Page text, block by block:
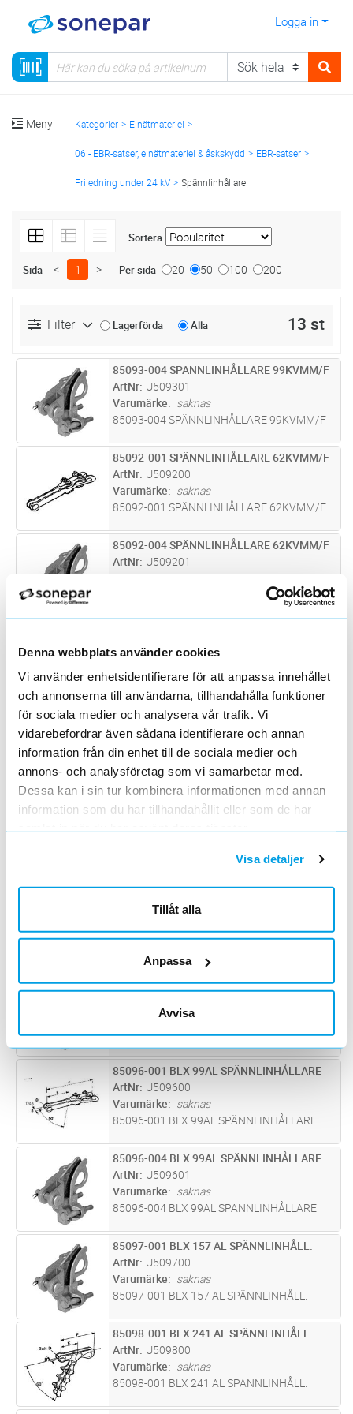
Denna webbplats använder cookies
Vi använder enhetsidentifierare för att anpassa innehållet
och annonserna till användarna, tillhandahålla funktioner
för sociala medier och analysera vår trafik. Vi
vidarebefordrar även sådana identifierare och annan
information från din enhet till de sociala medier och
annons- och analysföretag som vi samarbetar med.
Dessa kan i sin tur kombinera informationen med annan
information som du har tillhandahållit eller som de har
samlat in när du har använt deras tjänster.
Visa detaljer
Tillåt alla
Anpassa
Avvisa
Logga in
Meny Kategorier Elnätmateriel
06 - EBR-satser, elnätmateriel & åskskydd EBR-satser
Friledning under 24 kV Spännlinhållare
Sortera
Sida < 1 > Per sida 20 50 100 200
Filter Lagerförda Alla 13 st
ST Lägg i kundvagn
85093-004 SPÄNNLINHÅLLARE 99KVMM/F
ArtNr U509301
Varumärke
saknas
85093-004 SPÄNNLINHÅLLARE 99KVMM/F
ST Lägg i kundvagn
85092-001 SPÄNNLINHÅLLARE 62KVMM/F
ArtNr U509200
Varumärke
saknas
85092-001 SPÄNNLINHÅLLARE 62KVMM/F
ST Lägg i kundvagn
85092-004 SPÄNNLINHÅLLARE 62KVMM/F
ArtNr U509201
Varumärke
saknas
85092-004 SPÄNNLINHÅLLARE 62KVMM/F
ArtNr U509300
85093-001 SP-LINH 99MM/F
ST Lägg i kundvagn
85094-001 SPÄNNLINHÅLLARE 157KVMM/F
ArtNr U509400
Varumärke
saknas
85094-001 SPÄNNLINHÅLLARE 157KVMM/F
ST Lägg i kundvagn
85094-004 SPÄNNLINHÅLLARE 157KVMM/F
85094-004 SPÄNNLINHÅLLARE 157KVMM/F
Lägg i kundvagn
U509500
Varumärke saknas
ST Lägg i kundvagn
85095-004 SPÄNNLINHÅLLARE 241MM/F
Varumärke saknas
85095-004 SPÄNNLINHÅLLARE 241MM/F
ST Lägg i kundvagn
85096-001 BLX 99AL SPÄNNLINHÅLLARE
ArtNr U509600
Varumärke
saknas
85096-001 BLX 99AL SPÄNNLINHÅLLARE
ST Lägg i kundvagn
85096-004 BLX 99AL SPÄNNLINHÅLLARE
ArtNr U509601
Varumärke
saknas
85096-004 BLX 99AL SPÄNNLINHÅLLARE
ST Lägg i kundvagn
85097-001 BLX 157 AL SPÄNNLINHÅLL.
ArtNr U509700
Varumärke
saknas
85097-001 BLX 157 AL SPÄNNLINHÅLL.
ST Lägg i kundvagn
85098-001 BLX 241 AL SPÄNNLINHÅLL.
ArtNr U509800
Varumärke
saknas
85098-001 BLX 241 AL SPÄNNLINHÅLL.